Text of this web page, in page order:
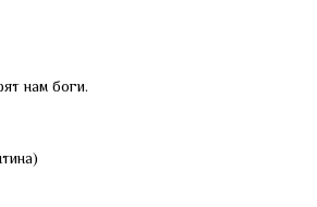
нам боги.